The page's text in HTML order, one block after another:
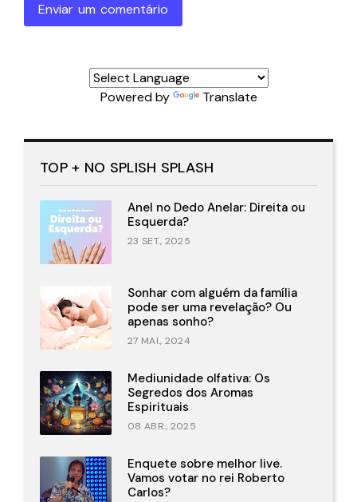
Enviar um comentário
Powered by Translate
TOP + NO SPLISH SPLASH
Anel no Dedo Anelar: Direita ou
Esquerda?
23 SET., 2025
Sonhar com alguém da família
pode ser uma revelação? Ou
apenas sonho?
27 MAI., 2024
Mediunidade olfativa: Os
Segredos dos Aromas
Espirituais
08 ABR., 2025
Enquete sobre melhor live.
Vamos votar no rei Roberto
Carlos?